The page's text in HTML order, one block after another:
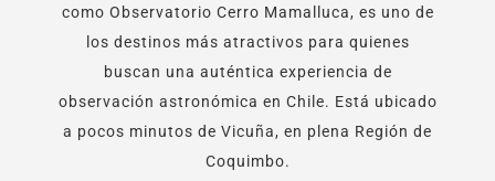
como Observatorio Cerro Mamalluca, es uno de
los destinos más atractivos para quienes
buscan una auténtica experiencia de
observación astronómica en Chile. Está ubicado
a pocos minutos de Vicuña, en plena Región de
Coquimbo.